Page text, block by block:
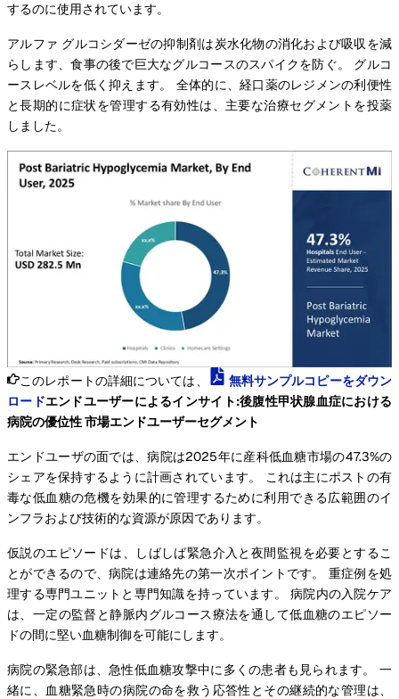
するのに使用されています。
アルファ グルコシダーゼの抑制剤は炭水化物の消化および吸収を減
らします、食事の後で巨大なグルコースのスパイクを防ぐ。 グルコ
ースレベルを低く抑えます。 全体的に、経口薬のレジメンの利便性
と長期的に症状を管理する有効性は、主要な治療セグメントを投薬
しました。
このレポートの詳細については、
無料サンプルコピーをダウン
ロードエンドユーザーによるインサイト:後腹性甲状腺血症における
病院の優位性 市場エンドユーザーセグメント
エンドユーザの面では、病院は2025年に産科低血糖市場の47.3%の
シェアを保持するように計画されています。 これは主にポストの有
毒な低血糖の危機を効果的に管理するために利用できる広範囲のイ
ンフラおよび技術的な資源が原因であります。
仮説のエピソードは、しばしば緊急介入と夜間監視を必要とするこ
とができるので、病院は連絡先の第一次ポイントです。 重症例を処
理する専門ユニットと専門知識を持っています。 病院内の入院ケア
は、一定の監督と静脈内グルコース療法を通して低血糖のエピソー
ドの間に堅い血糖制御を可能にします。
病院の緊急部は、急性低血糖攻撃中に多くの患者も見られます。 一
緒に、血糖緊急時の病院の命を救う応答性とその継続的な管理は、